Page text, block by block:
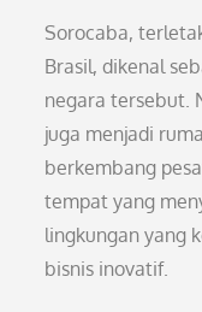
Sorocaba,
Brasil, dikenal
negara tersebut.
juga menjadi
berkembang
tempat yang
lingkungan yang
bisnis inovatif.